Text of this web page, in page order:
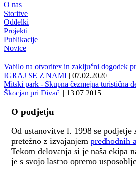
O nas
Storitve
Oddelki
Projekti
Publikacije
Novice
Vabilo na otvoritev in zaključni dogodek
IGRAJ SE Z NAMI | 07.02.2020
Mitski park - Skupna čezmejna turistična
Škocjan pri Divači | 13.07.2015
O podjetju
Od ustanovitve l. 1998 se
pretežno z izvajanjem predhodnih
Tekom delovanja si je naša ekipa
je s svojo lastno opremo